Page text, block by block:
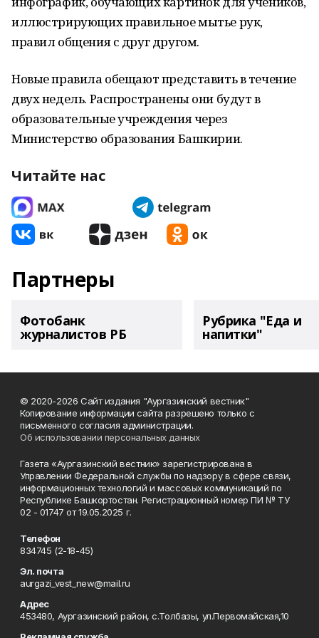
иллюстрирующих правильное мытье рук,
правил общения с друг другом.
Новые правила обещают представить в течение
двух недель. Распространены они будут в
образовательные учреждения через
Министерство образования Башкирии.
Читайте нас
Партнеры
Фотобанк
журналистов РБ
Рубрика "Еда и
напитки"
© 2020-2026 Сайт издания "Аургазинский вестник"
Копирование информации сайта разрешено только с
письменного согласия администрации.
Об использовании персональных данных
Газета «Аургазинский вестник» зарегистрирована в
Управлении Федеральной службы по надзору в сфере связи,
информационных технологий и массовых коммуникаций по
Республике Башкортостан. Регистрационный номер ПИ № ТУ
02 - 01747 от 19.05.2025 г.
Телефон
834745 (2-18-45)
Эл. почта
aurgazi_vest_new@mail.ru
Адрес
453480, Аургазинский район, с.Толбазы, ул.Первомайская,10